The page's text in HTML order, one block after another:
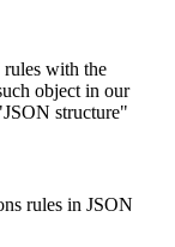
rules with the
object in our
structure"
rules in JSON